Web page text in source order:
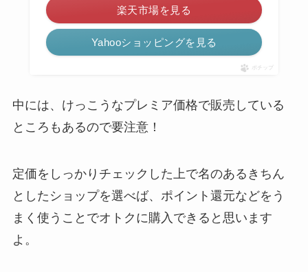
楽天市場を見る
Yahooショッピングを見る
ポチップ
中には、けっこうなプレミア価格で販売している
ところもあるので要注意！
定価をしっかりチェックした上で名のあるきちん
としたショップを選べば、ポイント還元などをう
まく使うことでオトクに購入できると思います
よ。